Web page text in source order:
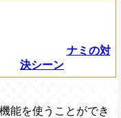
ナミの対
決シーン
能を使うことができ